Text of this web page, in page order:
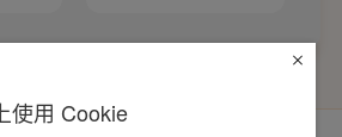
使用 Cookie